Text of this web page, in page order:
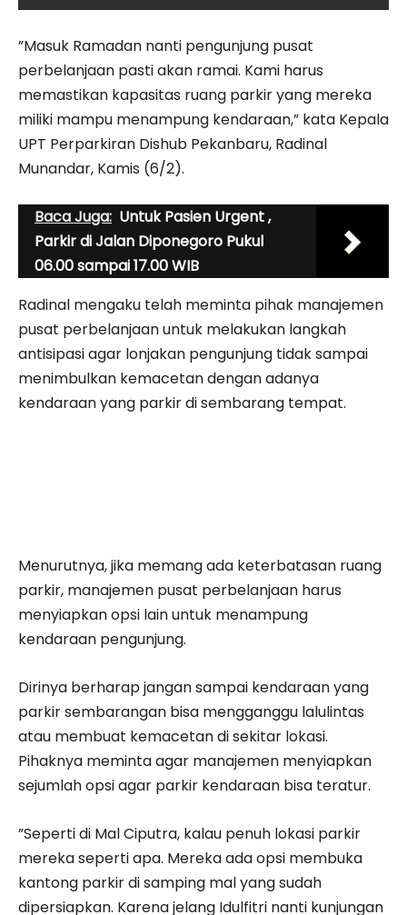
”Masuk Ramadan nanti pengunjung pusat
perbelanjaan pasti akan ramai. Kami harus
memastikan kapasitas ruang parkir yang mereka
miliki mampu menampung kendaraan,” kata Kepala
UPT Perparkiran Dishub Pekanbaru, Radinal
Munandar, Kamis (6/2).
Baca Juga: Untuk Pasien Urgent ,
Parkir di Jalan Diponegoro Pukul
06.00 sampai 17.00 WIB
Radinal mengaku telah meminta pihak manajemen
pusat perbelanjaan untuk melakukan langkah
antisipasi agar lonjakan pengunjung tidak sampai
menimbulkan kemacetan dengan adanya
kendaraan yang parkir di sembarang tempat.
Menurutnya, jika memang ada keterbatasan ruang
parkir, manajemen pusat perbelanjaan harus
menyiapkan opsi lain untuk menampung
kendaraan pengunjung.
Dirinya berharap jangan sampai kendaraan yang
parkir sembarangan bisa mengganggu lalulintas
atau membuat kemacetan di sekitar lokasi.
Pihaknya meminta agar manajemen menyiapkan
sejumlah opsi agar parkir kendaraan bisa teratur.
”Seperti di Mal Ciputra, kalau penuh lokasi parkir
mereka seperti apa. Mereka ada opsi membuka
kantong parkir di samping mal yang sudah
dipersiapkan. Karena jelang Idulfitri nanti kunjungan